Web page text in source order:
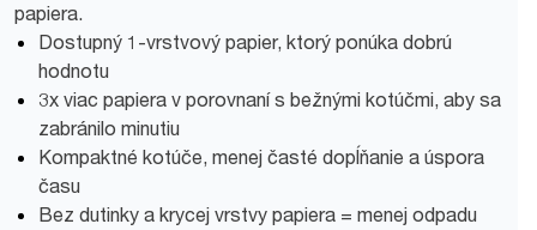
papiera.
Dostupný 1-vrstvový papier, ktorý ponúka dobrú
hodnotu
3x viac papiera v porovnaní s bežnými kotúčmi, aby sa
zabránilo minutiu
Kompaktné kotúče, menej časté dopĺňanie a úspora
času
Bez dutinky a krycej vrstvy papiera = menej odpadu